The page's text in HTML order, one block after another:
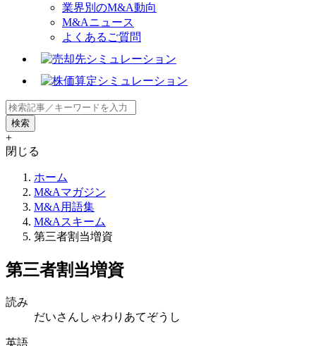
業界別のM&A動向
M&Aニュース
よくあるご質問
+
閉じる
ホーム
M&Aマガジン
M&A用語集
M&Aスキーム
第三者割当増資
第三者割当増資
読み
だいさんしゃわりあてぞうし
英語